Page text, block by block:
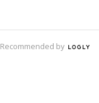
Recommended by